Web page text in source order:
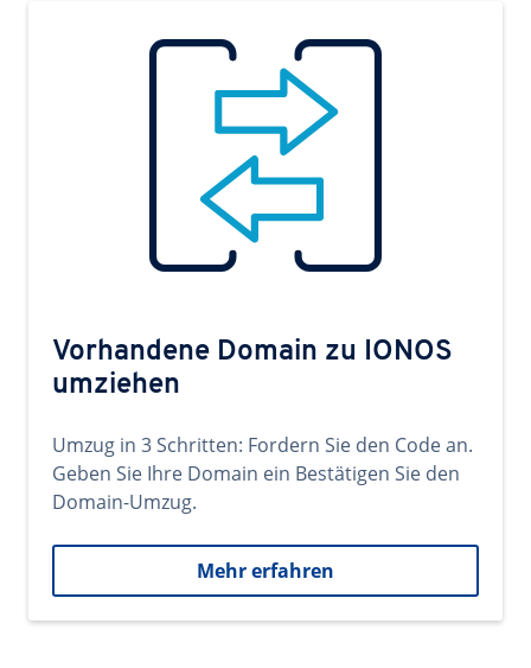
Vorhandene Domain zu IONOS
umziehen
Umzug in 3 Schritten: Fordern Sie den Code an.
Geben Sie Ihre Domain ein Bestätigen Sie den
Domain-Umzug.
Mehr erfahren